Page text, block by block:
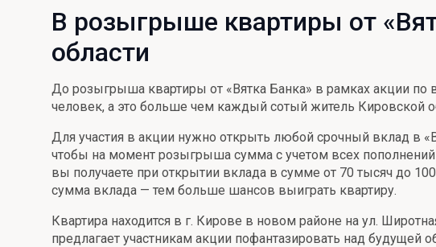
Накопительный
Пенсионер
Фиксируй доход
Новый старт
Валютный плюс
Онлайн
Все вклады
Архив
Кредит на автомобиль
Кредит на строительство
Все кредиты
Подбор
Пенсионная карта
Все карты
Кешбэк
Курсы валют ЦБ
Подбор новой недвижимости
Система быстрых платежей
Mir Pay
Госуслуги
Регистрация в ЕБС
Удаленная идентификация
Мобильное приложение
В розыгрыше квартиры от
области
До розыгрыша квартиры от «Вятка Банка» в рамках акции по
человек, а это больше чем каждый сотый житель Кировской
Для участия в акции нужно открыть любой срочный вклад в
чтобы на момент розыгрыша сумма с учетом всех
вы получаете при открытии вклада в сумме от 70 тысяч до
сумма вклада — тем больше шансов выиграть квартиру.
Квартира находится в г. Кирове в новом районе на ул.
предлагает участникам акции пофантазировать над будущей